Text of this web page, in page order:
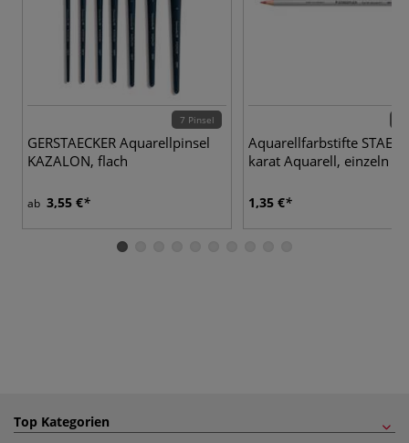
7 Pinsel
GERSTAECKER Aquarellpinsel
KAZALON, flach
ab 3,55 €
Aquarellfarbstifte
karat Aquarell, einzeln
1,35 €
Top Kategorien